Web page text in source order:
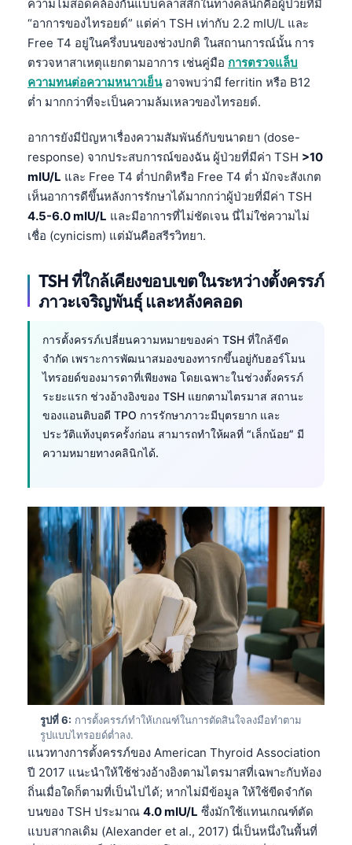
ความไม่สอดคล้องกันแบบคลาสสิกในทางคลินิกคือผู้ป่วยที่มี
“อาการของไทรอยด์” แต่ค่า TSH เท่ากับ 2.2 mIU/L และ
Free T4 อยู่ในครึ่งบนของช่วงปกติ ในสถานการณ์นั้น การ
ตรวจหาสาเหตุแยกตามอาการ เช่นคู่มือ การตรวจแล็บ
ความทนต่อความหนาวเย็นอาจพบว่ามี ferritin หรือ B12
ต่ำ มากกว่าที่จะเป็นความล้มเหลวของไทรอยด์.
อาการยังมีปัญหาเรื่องความสัมพันธ์กับขนาดยา (dose-
response) จากประสบการณ์ของฉัน ผู้ป่วยที่มีค่า TSH >10
mIU/L และ Free T4 ต่ำปกติหรือ Free T4 ต่ำ มักจะสังเกต
เห็นอาการดีขึ้นหลังการรักษาได้มากกว่าผู้ป่วยที่มีค่า TSH
4.5-6.0 mIU/L และมีอาการที่ไม่ชัดเจน นี่ไม่ใช่ความไม่
เชื่อ (cynicism) แต่มันคือสรีรวิทยา.
TSH ที่ใกล้เคียงขอบเขตในระหว่างตั้งครรภ์
ภาวะเจริญพันธุ์ และหลังคลอด
การตั้งครรภ์เปลี่ยนความหมายของค่า TSH ที่ใกล้ขีด
จำกัด เพราะการพัฒนาสมองของทารกขึ้นอยู่กับฮอร์โมน
ไทรอยด์ของมารดาที่เพียงพอ โดยเฉพาะในช่วงตั้งครรภ์
ระยะแรก ช่วงอ้างอิงของ TSH แยกตามไตรมาส สถานะ
ของแอนติบอดี TPO การรักษาภาวะมีบุตรยาก และ
ประวัติแท้งบุตรครั้งก่อน สามารถทำให้ผลที่ “เล็กน้อย” มี
ความหมายทางคลินิกได้.
รูปที่ 6: การตั้งครรภ์ทำให้เกณฑ์ในการตัดสินใจลงมือทำตาม
รูปแบบไทรอยด์ต่ำลง.
แนวทางการตั้งครรภ์ของ American Thyroid Association
ปี 2017 แนะนำให้ใช้ช่วงอ้างอิงตามไตรมาสที่เฉพาะกับท้อง
ถิ่นเมื่อใดก็ตามที่เป็นไปได้; หากไม่มีข้อมูล ให้ใช้ขีดจำกัด
บนของ TSH ประมาณ 4.0 mIU/L ซึ่งมักใช้แทนเกณฑ์ตัด
แบบสากลเดิม (Alexander et al., 2017) นี่เป็นหนึ่งในพื้นที่
Кыргызча
Татар теле
Беларуская мова
Esperanto
Frysk
Ślōnskŏ gŏdka
Norsk bokmål